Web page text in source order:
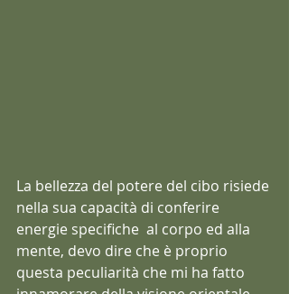
La bellezza del potere del cibo risiede
nella sua capacità di conferire
energie specifiche  al corpo ed alla
mente, devo dire che è proprio
questa peculiarità che mi ha fatto